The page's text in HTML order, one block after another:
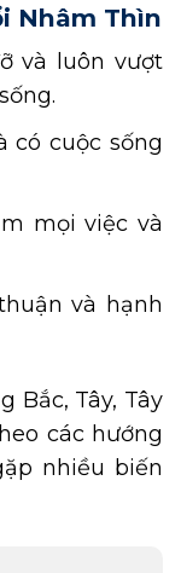
Nhâm Thìn
và luôn vượt
có cuộc sống
mọi việc và
và hạnh
Bắc, Tây, Tây
các hướng
nhiều biến